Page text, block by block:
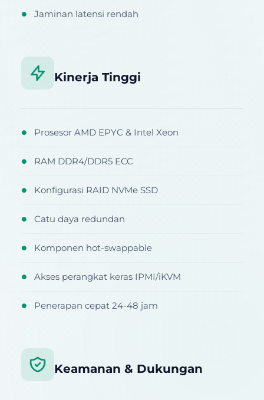
● Jaminan latensi rendah
Kinerja Tinggi
● Prosesor AMD EPYC & Intel Xeon
● RAM DDR4/DDR5 ECC
● Konfigurasi RAID NVMe SSD
● Catu daya redundan
● Komponen hot-swappable
● Akses perangkat keras IPMI/iKVM
● Penerapan cepat 24-48 jam
Keamanan & Dukungan